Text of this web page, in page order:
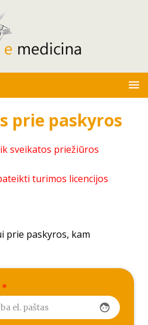
prie paskyros
sveikatos priežiūros
turimos licencijos
prie paskyros, kam
*
face